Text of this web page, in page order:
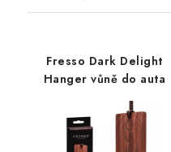
Fresso Dark Delight
Hanger vůně do auta